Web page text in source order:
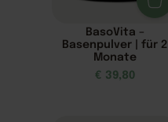
BasoVita –
Basenpulver | für 2
Monate
€ 39,80